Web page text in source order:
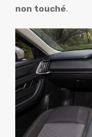
non touché.